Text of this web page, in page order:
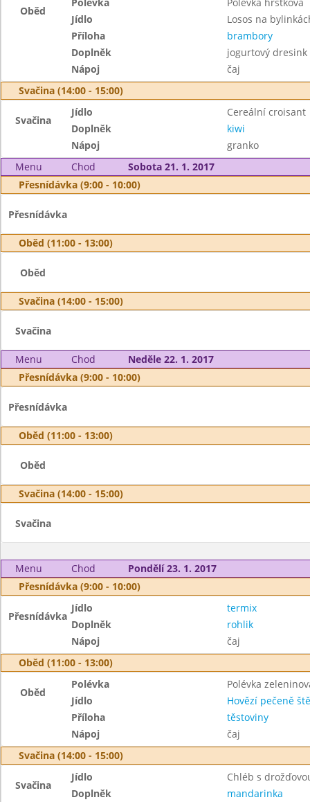
Oběd
Jídlo
Losos na
Příloha
brambory
Doplněk
jogurtový dresink
Nápoj
čaj
Svačina (14:00 - 15:00)
Svačina
Jídlo
Cereální croisant
Doplněk
kiwi
Nápoj
granko
Menu
Chod
Sobota 21. 1. 2017
Přesnídávka (9:00 - 10:00)
Přesnídávka
Oběd (11:00 - 13:00)
Oběd
Svačina (14:00 - 15:00)
Svačina
Menu Chod
Neděle 22. 1. 2017
Přesnídávka (9:00 - 10:00)
Přesnídávka
Oběd (11:00 - 13:00)
Oběd
Svačina (14:00 - 15:00)
Svačina
Menu Chod
Pondělí 23. 1. 2017
Přesnídávka (9:00 - 10:00)
Přesnídávka
Jídlo
termix
Doplněk
rohlik
Nápoj
čaj
Oběd (11:00 - 13:00)
Oběd
Polévka
Polévka
Jídlo
Hovězí pečeně
Příloha
těstoviny
Nápoj
čaj
Svačina (14:00 - 15:00)
Svačina
Jídlo
Chléb s
Doplněk
mandarinka